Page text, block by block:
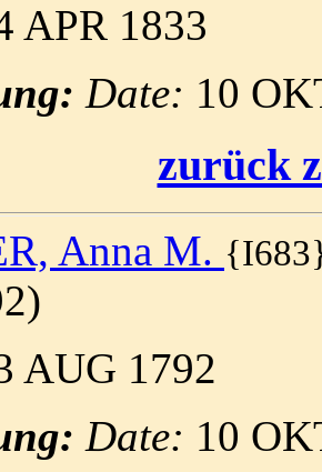
APR 1833
Date: 10
zurück
Anna M.
AUG 1792
Date: 10